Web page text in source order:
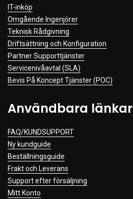
IT-inköp
Omgående Ingenjörer
Teknisk Rådgivning
Driftsättning och Konfiguration
Partner Supporttjänster
Servicenivåavtal (SLA)
Bevis På Koncept Tjänster (POC)
Användbara länkar
FAQ/KUNDSUPPORT
Ny kundguide
Beställningsguide
Frakt och Leverans
Support efter försäljning
Mitt Konto